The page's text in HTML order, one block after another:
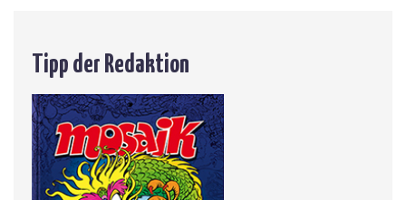
Tipp der Redaktion